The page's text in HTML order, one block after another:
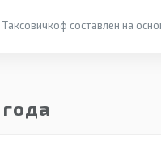
составлен на